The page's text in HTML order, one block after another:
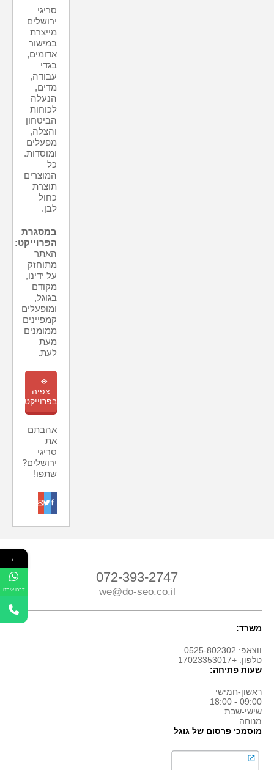
סריגי
ירושלים
מייצרת
במישור
אדומים,
בגדי
עבודה,
מדים,
הנעלה
לכוחות
הביטחון
והצלה,
מפעלים
ומוסדות.
כל
המוצרים
תוצרת
כחול
לבן.
במסגרת
הפרוייקט:
האתר
מתוחזק
על ידינו,
מקודם
בגוגל,
ומופעלים
קמפיינים
ממומנים
מעת
לעת.
m
צפיה
בפרוייקט
אהבתם
את
סריגי
ירושלים?
שתפו!
f
t
o
072-393-2747
we@do-seo.co.il
משרד:
ווצאפ: 0525-802302
טלפון: +17023353017
שעות פתיחה:
ראשון-חמישי
09:00 - 18:00
שישי-שבת
מנוחה
מוסמכי פרסום של גוגל
←
דברו איתנו